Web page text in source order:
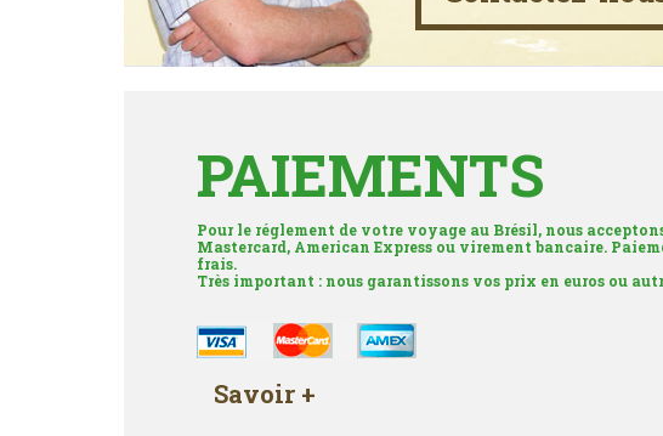
PAIEMENTS
Pour le réglement de votre voyage au Brésil, nous
Mastercard, American Express ou virement bancaire.
frais.
Très important : nous garantissons vos prix en euros ou
Savoir +